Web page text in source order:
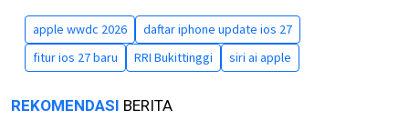
apple wwdc 2026
daftar iphone update ios 27
fitur ios 27 baru
RRI Bukittinggi siri ai apple
REKOMENDASI BERITA